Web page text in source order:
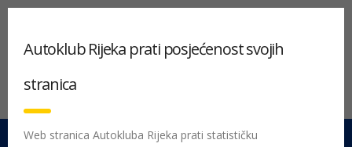
Autoklub Rijeka prati posjećenost svojih
stranica
Web stranica Autokluba Rijeka prati statističku